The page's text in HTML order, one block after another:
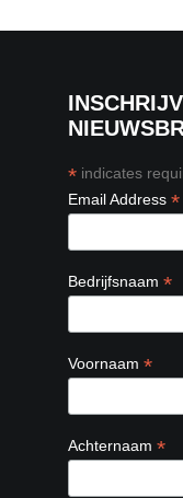
* indicates
Email Address *
Bedrijfsnaam *
Voornaam *
Achternaam *